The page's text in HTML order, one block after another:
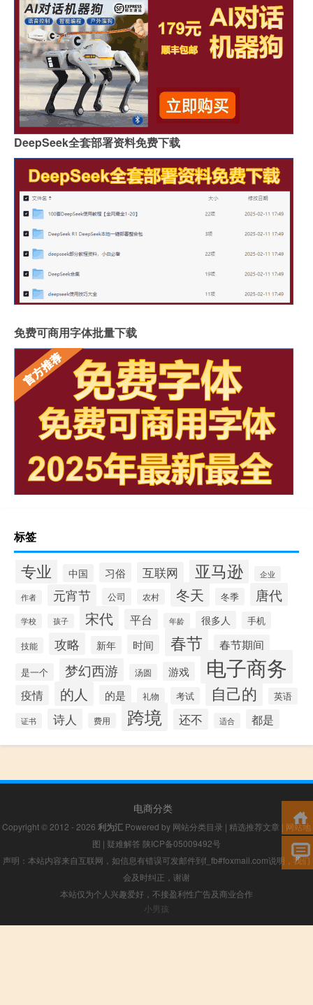
DeepSeek全套部署资料免费下载
免费可商用字体批量下载
标签
专业 中国 习俗 互联网 亚马逊 企业
作者 元宵节 公司 农村 冬天 冬季 唐代
学校 孩子 宋代 平台 年龄 很多人 手机
技能 攻略 新年 时间 春节 春节期间
是一个 梦幻西游 汤圆 游戏 电子商务
疫情 的人 的是 礼物 考试 自己的 英语
证书 诗人 费用 跨境 还不 适合 都是
电商分类
Copyright © 2012 - 2026 利为汇 Powered by 网站分类目录 | 精选推荐文章 | 网站地
图 | 疑难解答 陕ICP备05009492号
声明：本站内容来自互联网，如信息有错误可发邮件到f_fb#foxmail.com说明，我们
会及时纠正，谢谢
本站仅为个人兴趣爱好，不接盈利性广告及商业合作
小男孩